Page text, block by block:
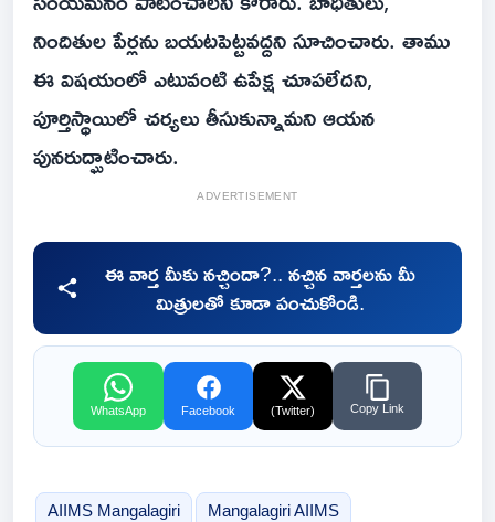
నిందితుల పేర్లను బయటపెట్టవద్దని సూచించారు. తాము
ఈ విషయంలో ఎటువంటి ఉపేక్ష చూపలేదని,
పూర్తిస్థాయిలో చర్యలు తీసుకున్నామని ఆయన
పునరుద్ఘాటించారు.
ADVERTISEMENT
ఈ వార్త మీకు నచ్చిందా?.. నచ్చిన వార్తలను మీ
మిత్రులతో కూడా పంచుకోండి.
WhatsApp Facebook (Twitter) Copy Link
AIIMS Mangalagiri Mangalagiri AIIMS